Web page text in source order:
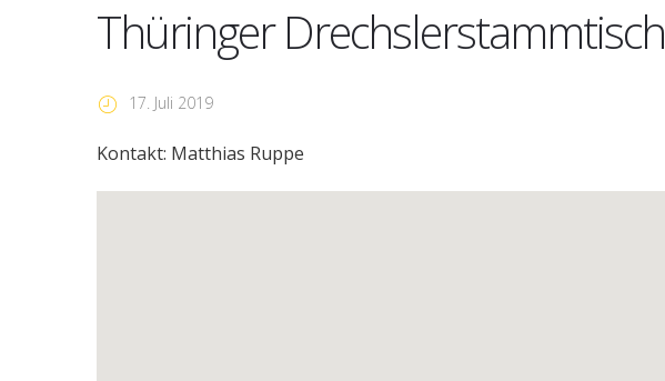
Thüringer Drechslerstammtisch
17. Juli 2019
Kontakt: Matthias Ruppe